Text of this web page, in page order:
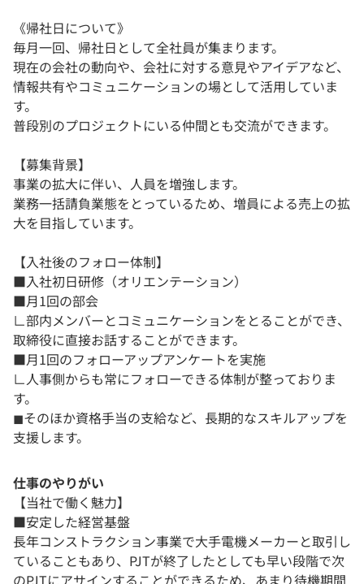
《帰社日について》
毎月一回、帰社日として全社員が集まります。
現在の会社の動向や、会社に対する意見やアイデアなど、
情報共有やコミュニケーションの場として活用していま
す。
普段別のプロジェクトにいる仲間とも交流ができます。
【募集背景】
事業の拡大に伴い、人員を増強します。
業務一括請負業態をとっているため、増員による売上の拡
大を目指しています。
【入社後のフォロー体制】
■入社初日研修（オリエンテーション）
■月1回の部会
∟部内メンバーとコミュニケーションをとることができ、
取締役に直接お話することができます。
■月1回のフォローアップアンケートを実施
∟人事側からも常にフォローできる体制が整っておりま
す。
◼︎そのほか資格手当の支給など、長期的なスキルアップを
支援します。
仕事のやりがい
【当社で働く魅力】
■安定した経営基盤
長年コンストラクション事業で大手電機メーカーと取引し
ていることもあり、PJTが終了したとしても早い段階で次